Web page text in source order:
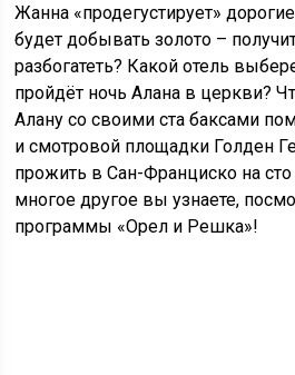
Жанна «продегустирует»
будет добывать золото –
разбогатеть? Какой отель
пройдёт ночь Алана в церкви?
Алану со своими ста баксами
и смотровой площадки Голден
прожить в Сан-Франциско на
многое другое вы узнаете,
программы «Орел и Решка»!